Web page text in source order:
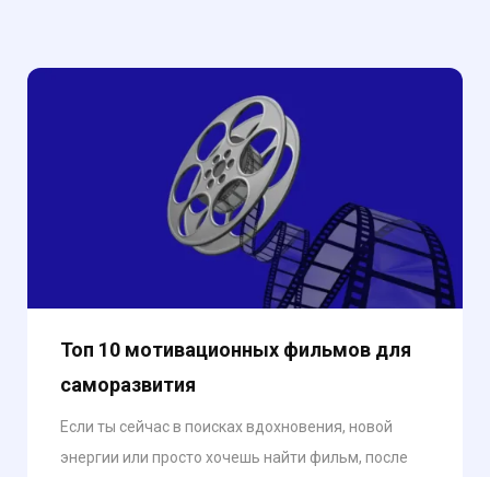
Топ 10 мотивационных фильмов для
саморазвития
Если ты сейчас в поисках вдохновения, новой
энергии или просто хочешь найти фильм, после